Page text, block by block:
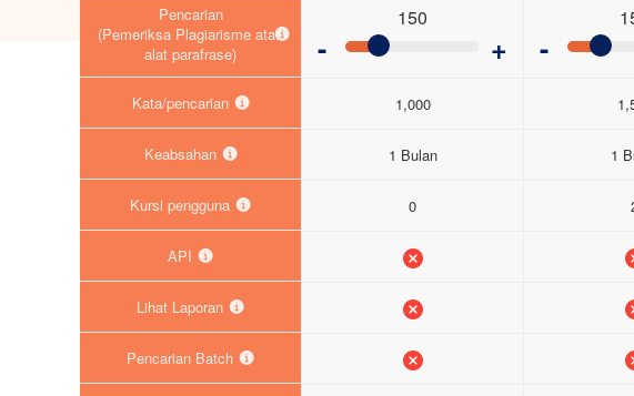
Pencarian
(Pemeriksa Plagiarisme atau
alat parafrase)
Kata/pencarian
Keabsahan
Kursi pengguna
API
Lihat Laporan
Pencarian Batch
150
- +
1,000
1 Bulan
0
-
1